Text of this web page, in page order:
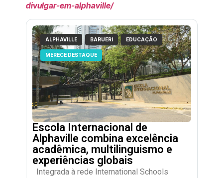
divulgar-em-alphaville/
ALPHAVILLE BARUERI EDUCAÇÃO
MERECE DESTAQUE
Escola Internacional de
Alphaville combina excelência
acadêmica, multilinguismo e
experiências globais
Integrada à rede International Schools